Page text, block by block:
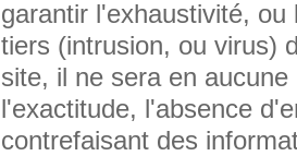
garantir l'exhaustivité,
tiers (intrusion, ou virus)
site, il ne sera en
l'exactitude, l'absence
contrefaisant des